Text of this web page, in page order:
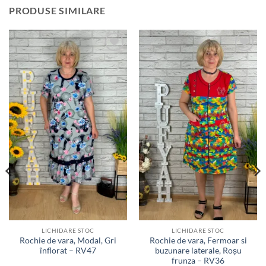
PRODUSE SIMILARE
Adauga
la
favorite
LICHIDARE STOC
Rochie de vara, Modal, Gri
înflorat – RV47
Adauga
la
favorite
LICHIDARE STOC
Rochie de vara, Fermoar si
buzunare laterale, Roșu
frunza – RV36